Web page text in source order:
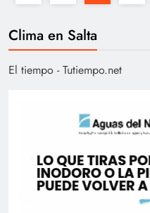
Clima en Salta
El tiempo - Tutiempo.net